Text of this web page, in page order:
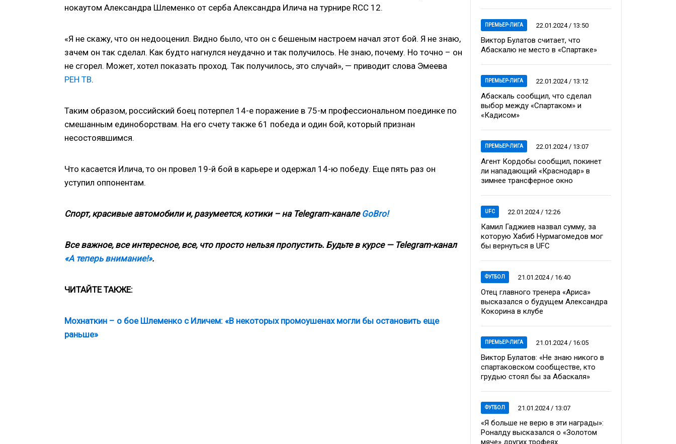
нокаутом Александра Шлеменко от серба Александра Илича на турнире RCC 12.
«Я не скажу, что он недооценил. Видно было, что он с бешеным настроем начал этот бой. Я не знаю,
зачем он так сделал. Как будто нагнулся неудачно и так получилось. Не знаю, почему. Но точно – он
не сгорел. Может, хотел показать проход. Так получилось, это случай», — приводит слова Эмеева
РЕН ТВ.
Таким образом, российский боец потерпел 14-е поражение в 75-м профессиональном поединке по
смешанным единоборствам. На его счету также 61 победа и один бой, который признан
несостоявшимся.
Что касается Илича, то он провел 19-й бой в карьере и одержал 14-ю победу. Еще пять раз он
уступил оппонентам.
Спорт, красивые автомобили и, разумеется, котики – на Telegram-канале GoBro!
Все важное, все интересное, все, что просто нельзя пропустить. Будьте в курсе — Telegram-канал
«А теперь внимание!».
ЧИТАЙТЕ ТАКЖЕ:
Мохнаткин – о бое Шлеменко с Иличем: «В некоторых промоушенах могли бы остановить еще
раньше»
ПРЕМЬЕР-ЛИГА 22.01.2024 / 13:50
Виктор Булатов считает, что
Абаскалю не место в «Спартаке»
ПРЕМЬЕР-ЛИГА 22.01.2024 / 13:12
Абаскаль сообщил, что сделал
выбор между «Спартаком» и
«Кадисом»
ПРЕМЬЕР-ЛИГА 22.01.2024 / 13:07
Агент Кордобы сообщил, покинет
ли нападающий «Краснодар» в
зимнее трансферное окно
UFC 22.01.2024 / 12:26
Камил Гаджиев назвал сумму, за
которую Хабиб Нурмагомедов мог
бы вернуться в UFC
ФУТБОЛ 21.01.2024 / 16:40
Отец главного тренера «Ариса»
высказался о будущем Александра
Кокорина в клубе
ПРЕМЬЕР-ЛИГА 21.01.2024 / 16:05
Виктор Булатов: «Не знаю никого в
спартаковском сообществе, кто
грудью стоял бы за Абаскаля»
ФУТБОЛ 21.01.2024 / 13:07
«Я больше не верю в эти награды»:
Роналду высказался о «Золотом
мяче» других трофеях